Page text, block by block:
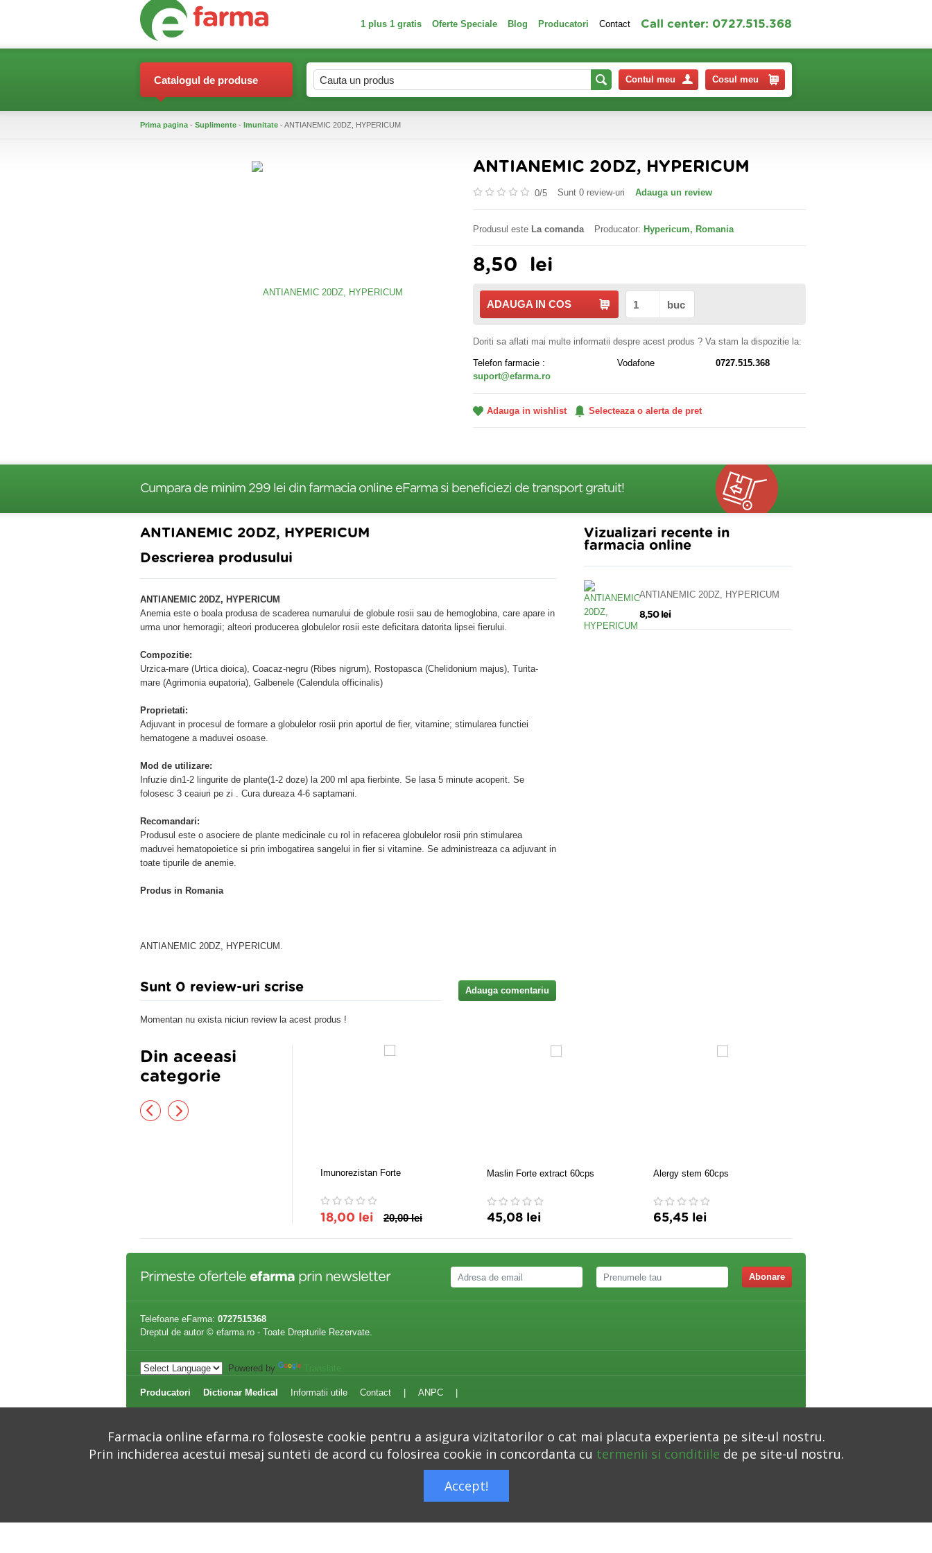
1 plus 1 gratis Oferte Speciale Blog Producatori Contact Call center: 0727.515.368
Catalogul de produse Contul meu Cosul meu
Prima pagina - Suplimente - Imunitate - ANTIANEMIC 20DZ, HYPERICUM
ANTIANEMIC 20DZ, HYPERICUM
0/5 Sunt 0 review-uri Adauga un review
Produsul este La comanda Producator: Hypericum, Romania
8,50 lei
ADAUGA IN COS buc
Doriti sa aflati mai multe informatii despre acest produs ? Va stam la dispozitie la:
Telefon farmacie : Vodafone
0727.515.368
suport@efarma.ro
Adauga in wishlist Selecteaza o alerta de pret
Cumpara de minim 299 lei din farmacia online eFarma si beneficiezi de transport gratuit!
ANTIANEMIC 20DZ, HYPERICUM
Descrierea produsului
ANTIANEMIC 20DZ, HYPERICUM
Anemia este o boala produsa de scaderea numarului de globule rosii sau de hemoglobina, care apare in
urma unor hemoragii; alteori producerea globulelor rosii este deficitara datorita lipsei fierului.
Compozitie:
Urzica-mare (Urtica dioica), Coacaz-negru (Ribes nigrum), Rostopasca (Chelidonium majus), Turita-
mare (Agrimonia eupatoria), Galbenele (Calendula officinalis)
Proprietati:
Adjuvant in procesul de formare a globulelor rosii prin aportul de fier, vitamine; stimularea functiei
hematogene a maduvei osoase.
Mod de utilizare:
Infuzie din1-2 lingurite de plante(1-2 doze) la 200 ml apa fierbinte. Se lasa 5 minute acoperit. Se
folosesc 3 ceaiuri pe zi . Cura dureaza 4-6 saptamani.
Recomandari:
Produsul este o asociere de plante medicinale cu rol in refacerea globulelor rosii prin stimularea
maduvei hematopoietice si prin imbogatirea sangelui in fier si vitamine. Se administreaza ca adjuvant in
toate tipurile de anemie.
Produs in Romania
ANTIANEMIC 20DZ, HYPERICUM.
Sunt 0 review-uri scrise Adauga comentariu
Momentan nu exista niciun review la acest produs !
Vizualizari recente in
farmacia online
ANTIANEMIC 20DZ, HYPERICUM
8,50 lei
Din aceeasi
categorie
Imunorezistan Forte
18,00 lei 20,00 lei
Maslin Forte extract 60cps
45,08 lei
Alergy stem 60cps
65,45 lei
Primeste ofertele efarma prin newsletter Abonare
Telefoane eFarma: 0727515368
Dreptul de autor © efarma.ro - Toate Drepturile Rezervate.
Powered by
Producatori Dictionar Medical Informatii utile Contact ANPC
Autoritatea Nationala pentru Protectia Consumatorilor –
Farmacia online efarma.ro foloseste cookie pentru a asigura vizitatorilor o cat mai placuta experienta pe site-ul nostru.
Prin inchiderea acestui mesaj sunteti de acord cu folosirea cookie in concordanta cu termenii si conditiile de pe site-ul nostru.
Accept!